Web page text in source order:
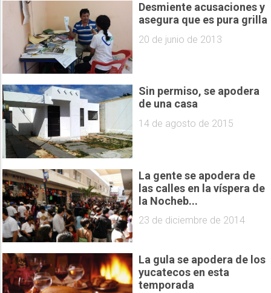
Desmiente acusaciones y
asegura que es pura grilla
20 de junio de 2013
Sin permiso, se apodera
de una casa
14 de agosto de 2015
La gente se apodera de
las calles en la víspera de
la Nocheb...
23 de diciembre de 2014
La gula se apodera de los
yucatecos en esta
temporada